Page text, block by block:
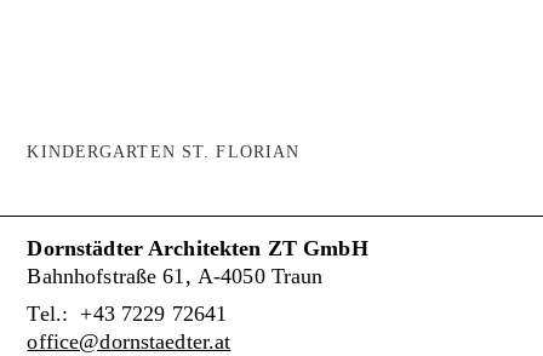
KINDERGARTEN ST. FLORIAN
Dornstädter Architekten ZT GmbH
Bahnhofstraße 61, A-4050 Traun
Tel.: +43 7229 72641
office@dornstaedter.at